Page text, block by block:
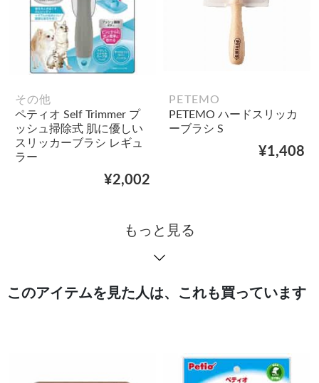
その他
ペティオ Self Trimmer プ
ッシュ掃除式 肌に優しい
スリッカーブラシ レギュ
ラー
¥2,002
PETEMO
PETEMO ハードスリッカ
ーブラシ S
¥1,408
もっと見る
このアイテムを見た人は、これも買っています